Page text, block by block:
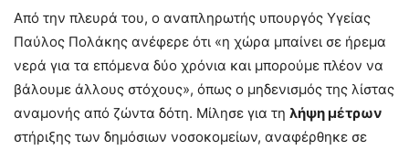
Από την πλευρά του, ο αναπληρωτής υπουργός Υγείας
Παύλος Πολάκης ανέφερε ότι «η χώρα μπαίνει σε ήρεμα
νερά για τα επόμενα δύο χρόνια και μπορούμε πλέον να
βάλουμε άλλους στόχους», όπως ο μηδενισμός της λίστας
αναμονής από ζώντα δότη. Μίλησε για τη λήψη μέτρων
στήριξης των δημόσιων νοσοκομείων, αναφέρθηκε σε